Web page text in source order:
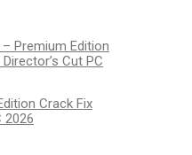
Premium Edition
Cut PC
Crack Fix
2026